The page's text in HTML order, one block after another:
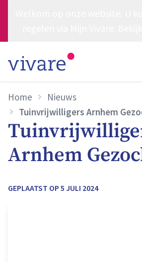
Home
Nieuws
Tuinvrijwilligers Arnhem
Arnhem
GEPLAATST OP 5 JULI 2024